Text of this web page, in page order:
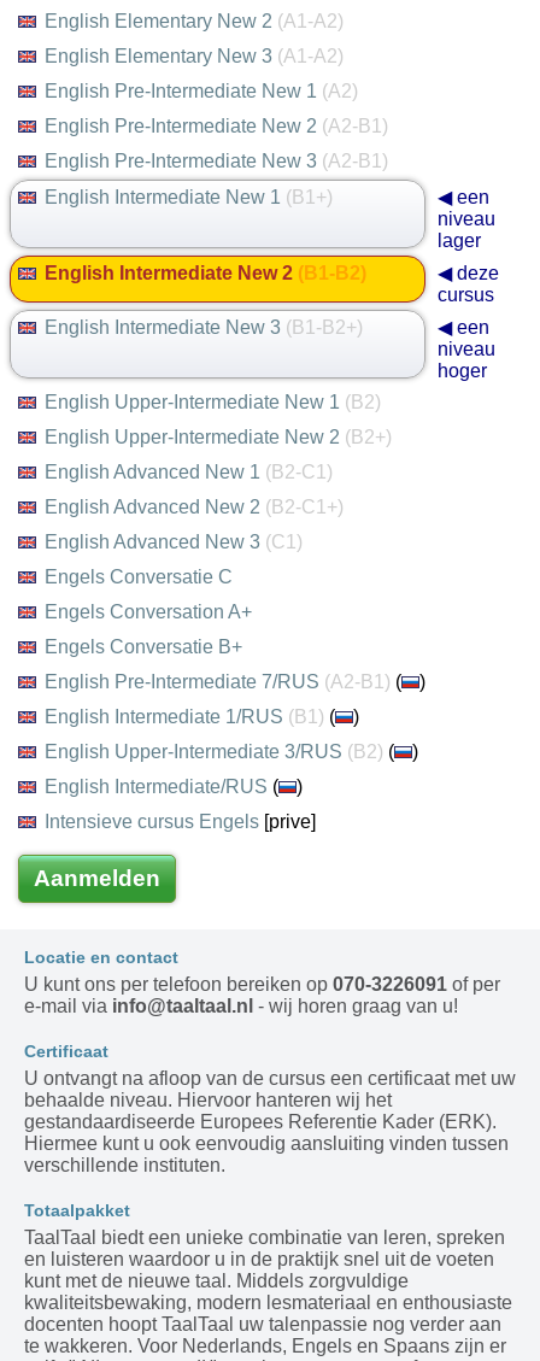
English Elementary New 2 (A1-A2)
English Elementary New 3 (A1-A2)
English Pre-Intermediate New 1 (A2)
English Pre-Intermediate New 2 (A2-B1)
English Pre-Intermediate New 3 (A2-B1)
English Intermediate New 1 (B1+)
◀ een
niveau
lager
English Intermediate New 2 (B1-B2)
◀ deze
cursus
English Intermediate New 3 (B1-B2+)
◀ een
niveau
hoger
English Upper-Intermediate New 1 (B2)
English Upper-Intermediate New 2 (B2+)
English Advanced New 1 (B2-C1)
English Advanced New 2 (B2-C1+)
English Advanced New 3 (C1)
Engels Conversatie C
Engels Conversation A+
Engels Conversatie B+
English Pre-Intermediate 7/RUS (A2-B1) (
)
English Intermediate 1/RUS (B1) (
)
English Upper-Intermediate 3/RUS (B2) (
)
English Intermediate/RUS (
)
Intensieve cursus Engels [prive]
Aanmelden
Locatie en contact
U kunt ons per telefoon bereiken op 070-3226091 of per
e-mail via info@taaltaal.nl - wij horen graag van u!
Certificaat
U ontvangt na afloop van de cursus een certificaat met uw
behaalde niveau. Hiervoor hanteren wij het
gestandaardiseerde Europees Referentie Kader (ERK).
Hiermee kunt u ook eenvoudig aansluiting vinden tussen
verschillende instituten.
Totaalpakket
TaalTaal biedt een unieke combinatie van leren, spreken
en luisteren waardoor u in de praktijk snel uit de voeten
kunt met de nieuwe taal. Middels zorgvuldige
kwaliteitsbewaking, modern lesmateriaal en enthousiaste
docenten hoopt TaalTaal uw talenpassie nog verder aan
te wakkeren. Voor Nederlands, Engels en Spaans zijn er